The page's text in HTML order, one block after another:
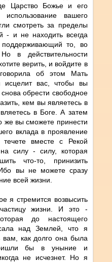
Царство Божье и его
использование вашего
смотреть за пределы
- и не находить всегда
поддерживающий то, во
в действительности
верить, и войдите в
об этом Мать
исцелит вас, чтобы вы
обрести свободное
кем вы являетесь в
в Боге. А затем
же вы сможете принести
вклада в проявление
вместе с Рекой
силу - силу, которая
что-то, принизить
вы не можете сразу
всей жизни.
я стремится возвысить
жизни. И это -
до настоящего
над Землей, что я
вам, как долго она была
бы в уныние и
не исчезнет. Но я